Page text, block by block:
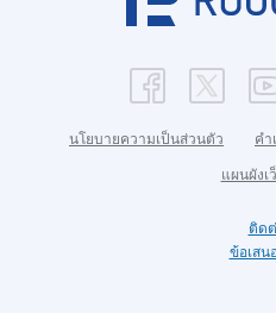
นโยบายความเป็นส่วนตัว คำ
แผนผังเ
ติด
ข้อเสน